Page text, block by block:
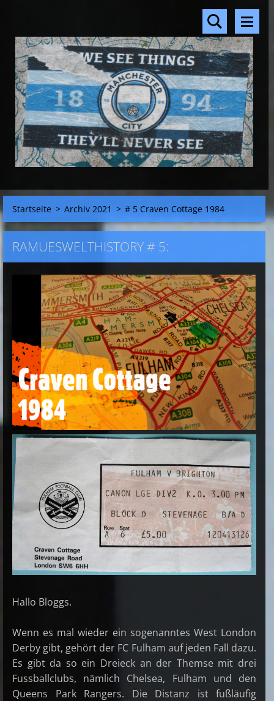
Startseite > Archiv 2021 > # 5 Craven Cottage 1984
RAMUESWELTHISTORY # 5:
Hallo Bloggs.
Wenn es mal wieder ein sogenanntes West London
Derby gibt, gehört der FC Fulham auf jeden Fall dazu.
Es gibt da so ein Dreieck an der Themse mit drei
Fussballclubs, nämlich Chelsea, Fulham und den
Queens Park Rangers. Die Distanz ist fußläufig